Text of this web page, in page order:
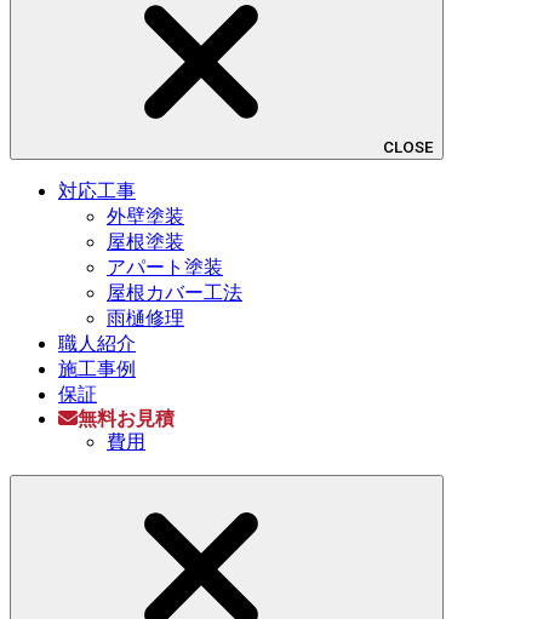
CLOSE
対応工事
外壁塗装
屋根塗装
アパート塗装
屋根カバー工法
雨樋修理
職人紹介
施工事例
保証
無料お見積
費用